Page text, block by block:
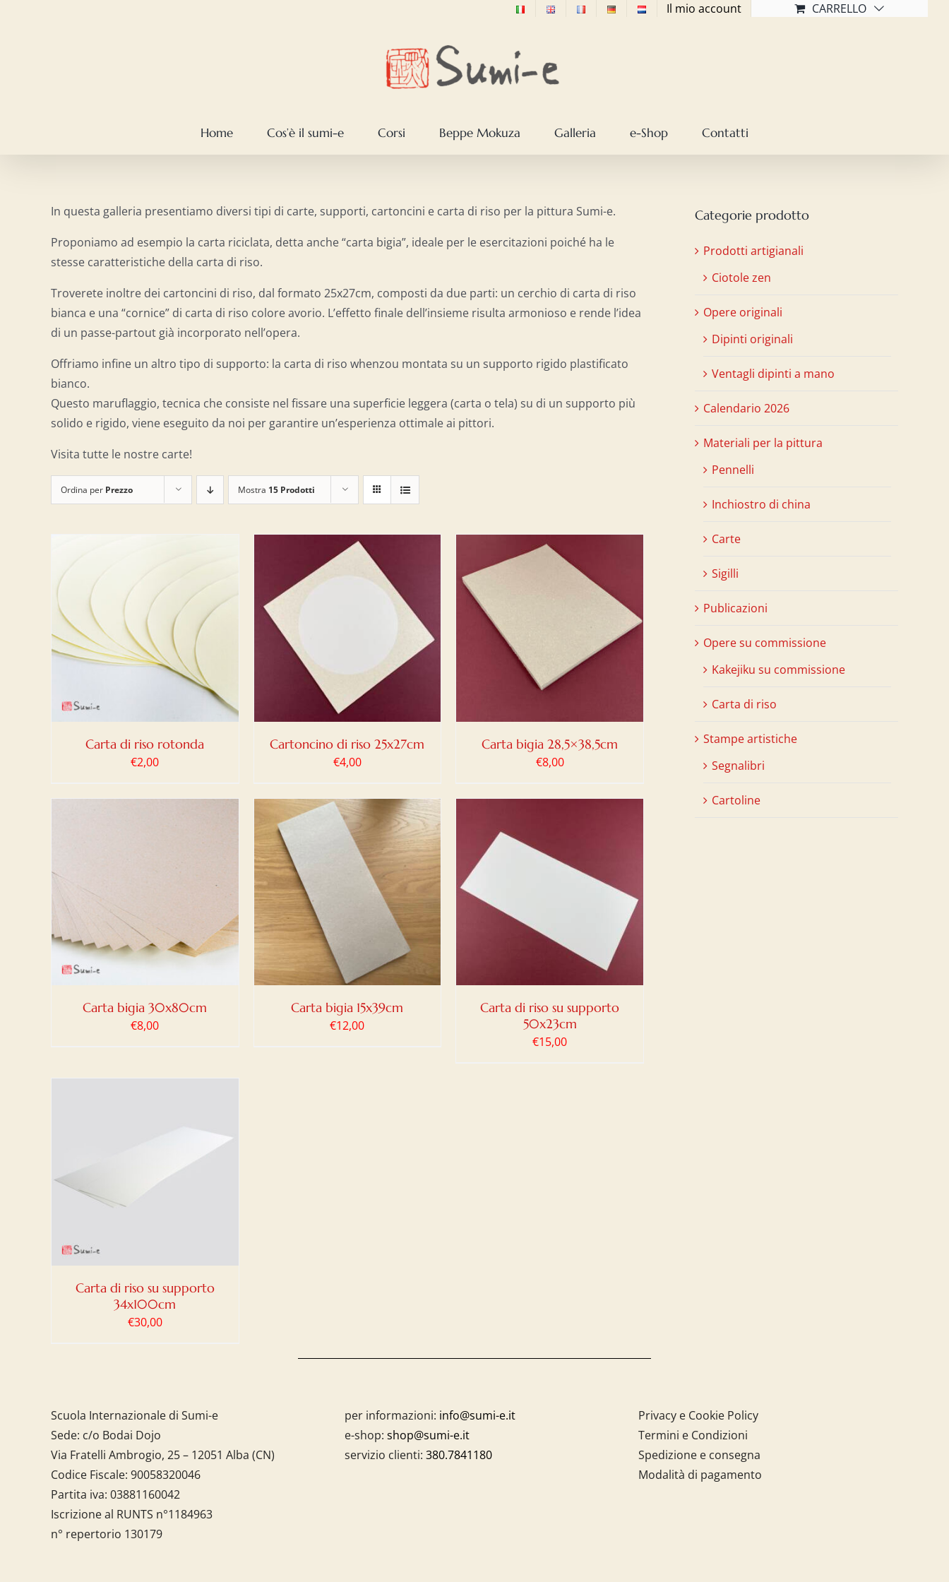
Il mio account CARRELLO
Home Cos’è il sumi-e Corsi Beppe Mokuza Galleria e-Shop Contatti
In questa galleria presentiamo diversi tipi di carte, supporti, cartoncini e carta di riso per la pittura Sumi-e.
Proponiamo ad esempio la carta riciclata, detta anche “carta bigia”, ideale per le esercitazioni poiché ha le
stesse caratteristiche della carta di riso.
Troverete inoltre dei cartoncini di riso, dal formato 25x27cm, composti da due parti: un cerchio di carta di riso
bianca e una “cornice” di carta di riso colore avorio. L’effetto finale dell’insieme risulta armonioso e rende l’idea
di un passe-partout già incorporato nell’opera.
Offriamo infine un altro tipo di supporto: la carta di riso whenzou montata su un supporto rigido plastificato
bianco.
Questo maruflaggio, tecnica che consiste nel fissare una superficie leggera (carta o tela) su di un supporto più
solido e rigido, viene eseguito da noi per garantire un’esperienza ottimale ai pittori.
Visita tutte le nostre carte!
Ordina per Prezzo Mostra 15 Prodotti
Carta di riso rotonda
€2,00
AGGIUNGI AL CARRELLO
DETTAGLI
Cartoncino di riso 25x27cm
€4,00
/
Carta bigia 28,5×38,5cm
€8,00
Carta bigia 30x80cm
€8,00
/
Carta bigia 15x39cm
€12,00
AGGIUNGI AL CARRELLO
/
DETTAGLI
Carta di riso su supporto
50x23cm
€15,00
Carta di riso su supporto
34x100cm
€30,00
Categorie prodotto
Prodotti artigianali
Ciotole zen
Opere originali
Dipinti originali
Ventagli dipinti a mano
Calendario 2026
Materiali per la pittura
Pennelli
Inchiostro di china
Carte
Sigilli
Publicazioni
Opere su commissione
Kakejiku su commissione
Carta di riso
Stampe artistiche
Segnalibri
Cartoline
Scuola Internazionale di Sumi-e
Sede: c/o Bodai Dojo
Via Fratelli Ambrogio, 25 – 12051 Alba (CN)
Codice Fiscale: 90058320046
Partita iva: 03881160042
Iscrizione al RUNTS n°1184963
n° repertorio 130179
per informazioni: info@sumi-e.it
e-shop: shop@sumi-e.it
servizio clienti: 380.7841180
Privacy e Cookie Policy
Termini e Condizioni
Spedizione e consegna
Modalità di pagamento